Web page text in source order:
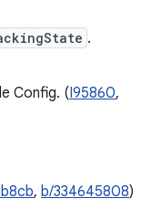
.
Config. (I95860,
, b/334645808)